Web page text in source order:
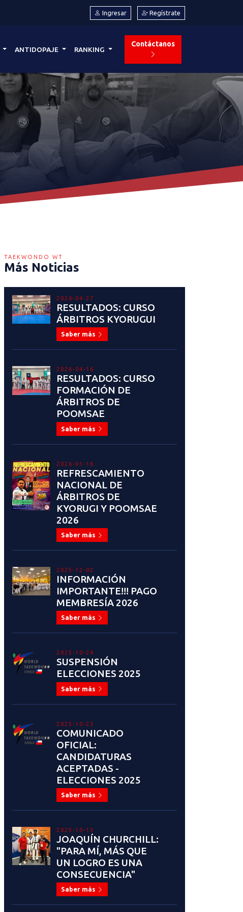
Ingresar Regístrate
ANTIDOPAJE RANKING
Contáctanos
TAEKWONDO WT
Más Noticias
2026-04-27
RESULTADOS: CURSO
ÁRBITROS KYORUGUI
Saber más
2026-04-16
RESULTADOS: CURSO
FORMACIÓN DE
ÁRBITROS DE
POOMSAE
Saber más
2026-01-16
REFRESCAMIENTO
NACIONAL DE
ÁRBITROS DE
KYORUGI Y POOMSAE
2026
Saber más
2025-12-02
INFORMACIÓN
IMPORTANTE!!! PAGO
MEMBRESÍA 2026
Saber más
2025-10-24
SUSPENSIÓN
ELECCIONES 2025
Saber más
2025-10-23
COMUNICADO
OFICIAL:
CANDIDATURAS
ACEPTADAS -
ELECCIONES 2025
Saber más
2025-10-13
JOAQUÍN CHURCHILL:
"PARA MÍ, MÁS QUE
UN LOGRO ES UNA
CONSECUENCIA"
Saber más